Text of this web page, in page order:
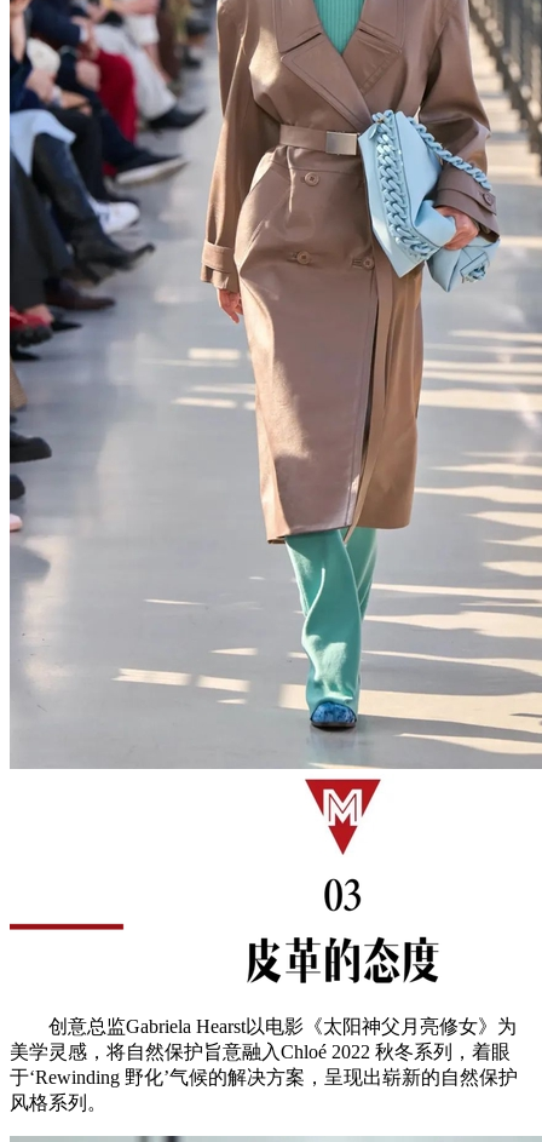
创意总监Gabriela Hearst以电影《太阳神父月亮修女》为
美学灵感，将自然保护旨意融入Chloé 2022 秋冬系列，着眼
于‘Rewinding 野化’气候的解决方案，呈现出崭新的自然保护
风格系列。